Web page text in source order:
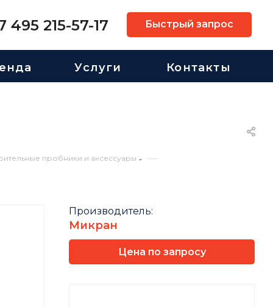
495 215-57-17 Быстрый запрос
Услуги Контакты
пробники и аксессуары —
Производитель:
Микран
Цена по запросу